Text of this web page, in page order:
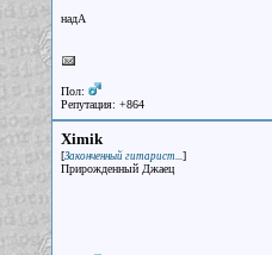
надА
Пол:
Репутация: +864
Ximik
[Законченный гитарист...]
Прирожденный Джаец